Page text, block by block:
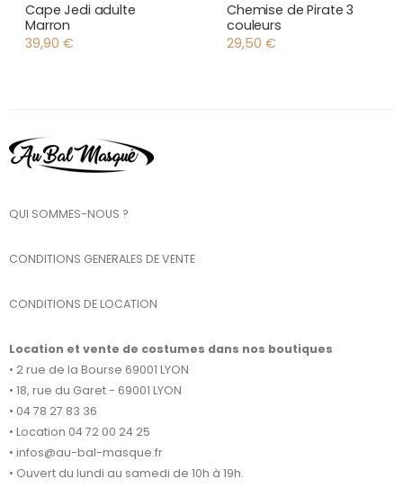
Cape Jedi adulte
Marron
39,90 €
Chemise de Pirate 3
couleurs
29,50 €
QUI SOMMES-NOUS ?
CONDITIONS GENERALES DE VENTE
CONDITIONS DE LOCATION
Location et vente de costumes dans nos boutiques
• 2 rue de la Bourse 69001 LYON
• 18, rue du Garet - 69001 LYON
• 04 78 27 83 36
• Location 04 72 00 24 25
• infos@au-bal-masque.fr
• Ouvert du lundi au samedi de 10h à 19h.